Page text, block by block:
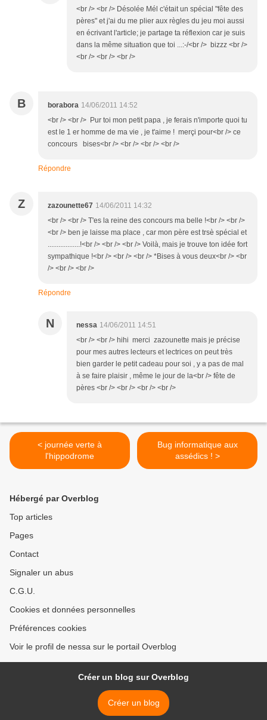
<br /> <br /> Désolée Mél c'était un spécial "fête des
pères" et j'ai du me plier aux règles du jeu moi aussi
en écrivant l'article; je partage ta réflexion car je suis
dans la même situation que toi ...:-/<br /> bizzz <br />
<br /> <br /> <br />
B borabora 14/06/2011 14:52
<br /> <br /> Pur toi mon petit papa , je ferais n'importe quoi tu
est le 1 er homme de ma vie , je t'aime ! merçi pour<br /> ce
concours bises<br /> <br /> <br /> <br />
Répondre
Z zazounette67 14/06/2011 14:32
<br /> <br /> T'es la reine des concours ma belle !<br /> <br />
<br /> ben je laisse ma place , car mon père est trsè spécial et
..................!<br /> <br /> <br /> Voilà, mais je trouve ton idée fort
sympathique !<br /> <br /> <br /> *Bises à vous deux<br /> <br
/> <br /> <br />
Répondre
N nessa 14/06/2011 14:51
<br /> <br /> hihi merci zazounette mais je précise
pour mes autres lecteurs et lectrices on peut très
bien garder le petit cadeau pour soi , y a pas de mal
à se faire plaisir , même le jour de la<br /> fête de
pères <br /> <br /> <br /> <br />
< journée verte à
l'hippodrome
Bug informatique aux
assédics ! >
Hébergé par Overblog
Top articles
Pages
Contact
Signaler un abus
C.G.U.
Cookies et données personnelles
Préférences cookies
Voir le profil de nessa sur le portail Overblog
Créer un blog sur Overblog
Créer un blog